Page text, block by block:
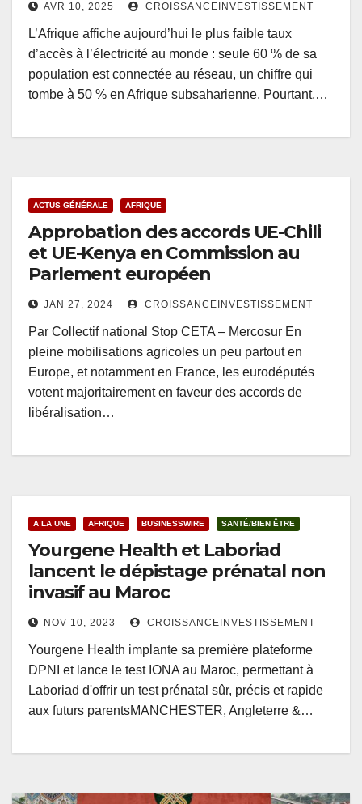
AVR 10, 2025 CROISSANCEINVESTISSEMENT
L’Afrique affiche aujourd’hui le plus faible taux
d’accès à l’électricité au monde : seule 60 % de sa
population est connectée au réseau, un chiffre qui
tombe à 50 % en Afrique subsaharienne. Pourtant,…
ACTUS GÉNÉRALE AFRIQUE
Approbation des accords UE-Chili
et UE-Kenya en Commission au
Parlement européen
JAN 27, 2024 CROISSANCEINVESTISSEMENT
Par Collectif national Stop CETA – Mercosur En
pleine mobilisations agricoles un peu partout en
Europe, et notamment en France, les eurodéputés
votent majoritairement en faveur des accords de
libéralisation…
A LA UNE AFRIQUE BUSINESSWIRE SANTÉ/BIEN ÊTRE
Yourgene Health et Laboriad
lancent le dépistage prénatal non
invasif au Maroc
NOV 10, 2023 CROISSANCEINVESTISSEMENT
Yourgene Health implante sa première plateforme
DPNI et lance le test IONA au Maroc, permettant à
Laboriad d'offrir un test prénatal sûr, précis et rapide
aux futurs parentsMANCHESTER, Angleterre &…